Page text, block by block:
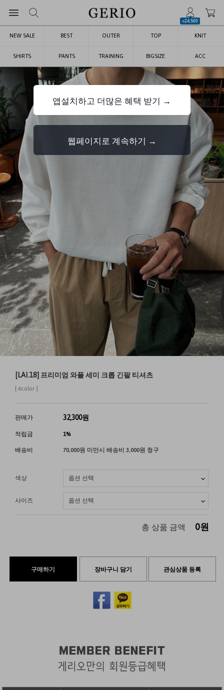
+24,500
NEW SALE BEST OUTER TOP KNIT
SHIRTS PANTS TRAINING BIGSIZE ACC
[LAI.18] 프리미엄 와플 세미 크롭 긴팔 티셔츠
[ 6color ]
판매가 32,300원
적립금 1%
배송비 70,000원 미만시 배송비 3,000원 청구
색상
사이즈
총 상품 금액 0원
구매하기 장바구니 담기 관심상품 등록
앱설치하고 더많은 혜택 받기 →
웹페이지로 계속하기 →